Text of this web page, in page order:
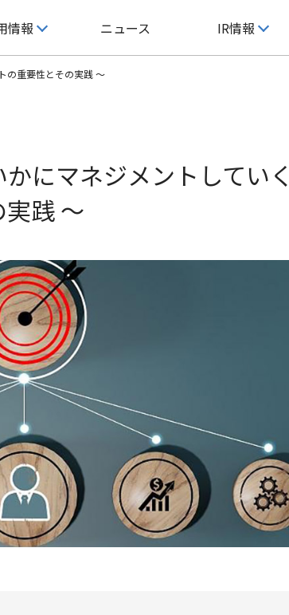
情報 ニュース IR情報
株式基本情報
の重要性とその実践 ～
にマネジメントしてい
践 ～